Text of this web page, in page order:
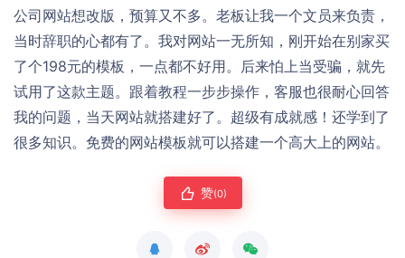
公司网站想改版，预算又不多。老板让我一个文员来负责，
当时辞职的心都有了。我对网站一无所知，刚开始在别家买
了个198元的模板，一点都不好用。后来怕上当受骗，就先
试用了这款主题。跟着教程一步步操作，客服也很耐心回答
我的问题，当天网站就搭建好了。超级有成就感！还学到了
很多知识。免费的网站模板就可以搭建一个高大上的网站。
赞(0)